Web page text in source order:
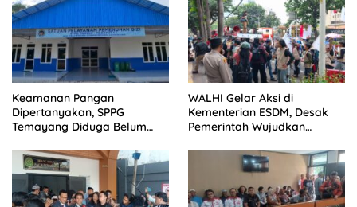
Keamanan Pangan
Dipertanyakan, SPPG
Temayang Diduga Belum
WALHI Gelar Aksi di
Kementerian ESDM, Desak
Pemerintah Wujudkan